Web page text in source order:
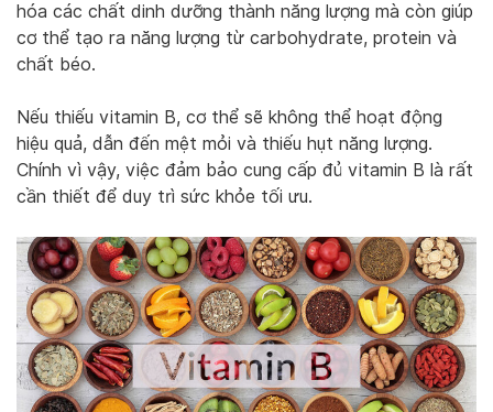
hóa các chất dinh dưỡng thành năng lượng mà còn giúp
cơ thể tạo ra năng lượng từ carbohydrate, protein và
chất béo.
Nếu thiếu vitamin B, cơ thể sẽ không thể hoạt động
hiệu quả, dẫn đến mệt mỏi và thiếu hụt năng lượng.
Chính vì vậy, việc đảm bảo cung cấp đủ vitamin B là rất
cần thiết để duy trì sức khỏe tối ưu.